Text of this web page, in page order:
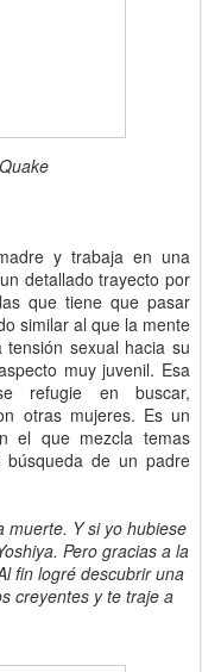
y trabaja en una
detallado trayecto por
que tiene que pasar
similar al que la mente
sexual hacia su
muy juvenil. Esa
refugie en buscar,
otras mujeres. Es un
el que mezcla temas
de un padre
muerte. Y si yo hubiese
Pero gracias a la
fin logré descubrir una
creyentes y te traje a